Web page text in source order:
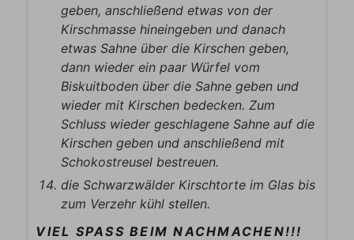
geben, anschließend etwas von der
Kirschmasse hineingeben und danach
etwas Sahne über die Kirschen geben,
dann wieder ein paar Würfel vom
Biskuitboden über die Sahne geben und
wieder mit Kirschen bedecken. Zum
Schluss wieder geschlagene Sahne auf die
Kirschen geben und anschließend mit
Schokostreusel bestreuen.
die Schwarzwälder Kirschtorte im Glas bis
zum Verzehr kühl stellen.
VIEL SPASS BEIM NACHMACHEN!!!